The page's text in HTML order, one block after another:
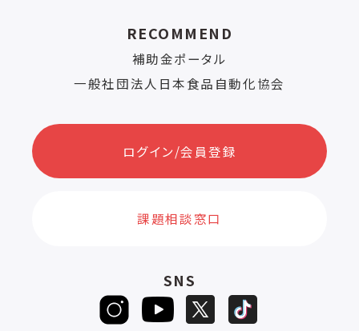
RECOMMEND
補助金ポータル
一般社団法人日本食品自動化協会
ログイン/会員登録
課題相談窓口
SNS